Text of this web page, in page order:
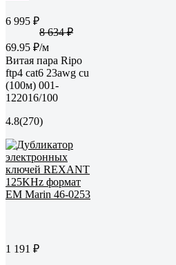
6 995 ₽
8 634 ₽
69.95 ₽/м
Витая пара Ripo
ftp4 cat6 23awg cu
(100м) 001-
122016/100
4.8(270)
1 191 ₽